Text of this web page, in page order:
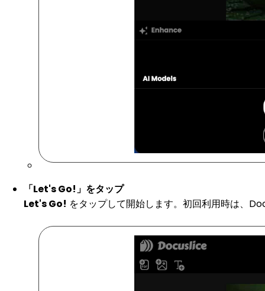
「Let's Go!」をタップ
Let's Go! をタップして開始します。初回利用時は、